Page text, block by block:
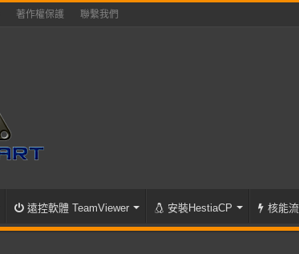
著作權保護 聯繫我們
遠控軟體 TeamViewer 安裝HestiaCP 核能